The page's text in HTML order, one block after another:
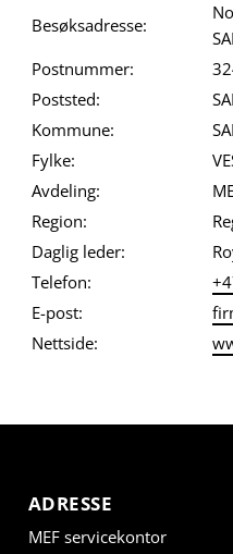
Besøksadresse:
Postnummer:
Poststed:
Kommune:
Fylke:
Avdeling:
Region:
Daglig leder:
Telefon:
E-post:
Nettside:
ADRESSE
MEF servicekontor